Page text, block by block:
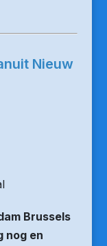
Nieuw
Brussels
nog en